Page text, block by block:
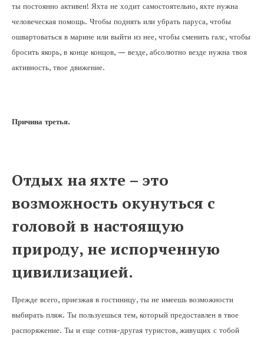
ты постоянно активен! Яхта не ходит самостоятельно, яхте нужна
человеческая помощь. Чтобы поднять или убрать паруса, чтобы
ошвартоваться в марине или выйти из нее, чтобы сменить галс, чтобы
бросить якорь, в конце концов, — везде, абсолютно везде нужна твоя
активность, твое движение.
Причина третья.
Отдых на яхте – это
возможность окунуться с
головой в настоящую
природу, не испорченную
цивилизацией.
Прежде всего, приезжая в гостиницу, ты не имеешь возможности
выбирать пляж. Ты пользуешься тем, который предоставлен в твое
распоряжение. Ты и еще сотня-другая туристов, живущих с тобой